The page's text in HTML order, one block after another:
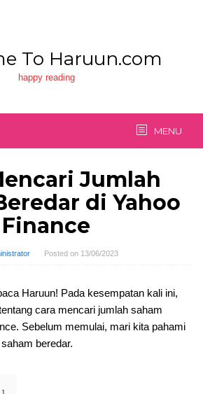
To Haruun.com
happy reading
MENU
Jumlah
di Yahoo
Finance
Posted on 13/06/2023
Haruun! Pada kesempatan kali ini,
cara mencari jumlah saham
Sebelum memulai, mari kita pahami
beredar.